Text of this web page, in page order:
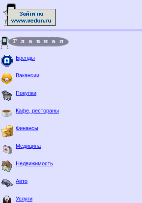
Бренды
Вакансии
Покупки
Кафе, рестораны
Финансы
Медицина
Недвижимость
Авто
Услуги